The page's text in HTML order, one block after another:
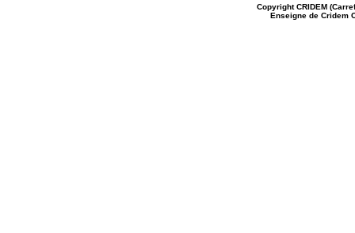
CopyrightCRIDEM
Enseigne de Cridem